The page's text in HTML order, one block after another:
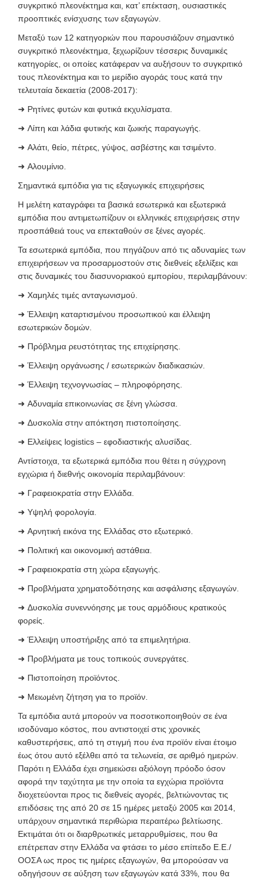
συγκριτικό πλεονέκτημα και, κατ’ επέκταση, ουσιαστικές
προοπτικές ενίσχυσης των εξαγωγών.
Μεταξύ των 12 κατηγοριών που παρουσιάζουν σημαντικό
συγκριτικό πλεονέκτημα, ξεχωρίζουν τέσσερις δυναμικές
κατηγορίες, οι οποίες κατάφεραν να αυξήσουν το συγκριτικό
τους πλεονέκτημα και το μερίδιο αγοράς τους κατά την
τελευταία δεκαετία (2008-2017):
➜ Ρητίνες φυτών και φυτικά εκχυλίσματα.
➜ Λίπη και λάδια φυτικής και ζωικής παραγωγής.
➜ Αλάτι, θείο, πέτρες, γύψος, ασβέστης και τσιμέντο.
➜ Αλουμίνιο.
Σημαντικά εμπόδια για τις εξαγωγικές επιχειρήσεις
Η μελέτη καταγράφει τα βασικά εσωτερικά και εξωτερικά
εμπόδια που αντιμετωπίζουν οι ελληνικές επιχειρήσεις στην
προσπάθειά τους να επεκταθούν σε ξένες αγορές.
Τα εσωτερικά εμπόδια, που πηγάζουν από τις αδυναμίες των
επιχειρήσεων να προσαρμοστούν στις διεθνείς εξελίξεις και
στις δυναμικές του διασυνοριακού εμπορίου, περιλαμβάνουν:
➜ Χαμηλές τιμές ανταγωνισμού.
➜ Έλλειψη καταρτισμένου προσωπικού και έλλειψη
εσωτερικών δομών.
➜ Πρόβλημα ρευστότητας της επιχείρησης.
➜ Έλλειψη οργάνωσης / εσωτερικών διαδικασιών.
➜ Έλλειψη τεχνογνωσίας – πληροφόρησης.
➜ Αδυναμία επικοινωνίας σε ξένη γλώσσα.
➜ Δυσκολία στην απόκτηση πιστοποίησης.
➜ Ελλείψεις logistics – εφοδιαστικής αλυσίδας
Αντίστοιχα, τα εξωτερικά εμπόδια που θέτει η σύγχρονη
εγχώρια ή διεθνής οικονομία περιλαμβάνουν:
➜ Γραφειοκρατία στην Ελλάδα.
➜ Υψηλή φορολογία.
➜ Αρνητική εικόνα της Ελλάδας στο εξωτερικό.
➜ Πολιτική και οικονομική αστάθεια.
➜ Γραφειοκρατία στη χώρα εξαγωγής.
➜ Προβλήματα χρηματοδότησης και ασφάλισης εξαγωγών.
➜ Δυσκολία συνεννόησης με τους αρμόδιους κρατικούς
φορείς.
➜ Έλλειψη υποστήριξης από τα επιμελητήρια.
➜ Προβλήματα με τους τοπικούς συνεργάτες
➜ Πιστοποίηση προϊόντος.
➜ Μειωμένη ζήτηση για το προϊόν.
Τα εμπόδια αυτά μπορούν να ποσοτικοποιηθούν σε ένα
ισοδύναμο κόστος, που αντιστοιχεί στις χρονικές
καθυστερήσεις, από τη στιγμή που ένα προϊόν είναι έτοιμο
έως ότου αυτό εξέλθει από τα τελωνεία, σε αριθμό ημερών.
Παρότι η Ελλάδα έχει σημειώσει αξιόλογη πρόοδο όσον
αφορά την ταχύτητα με την οποία τα εγχώρια προϊόντα
διοχετεύονται προς τις διεθνείς αγορές, βελτιώνοντας τις
επιδόσεις της από 20 σε 15 ημέρες μεταξύ 2005 και 2014,
υπάρχουν σημαντικά περιθώρια περαιτέρω βελτίωσης.
Εκτιμάται ότι οι διαρθρωτικές μεταρρυθμίσεις, που θα
επέτρεπαν στην Ελλάδα να φτάσει το μέσο επίπεδο Ε.Ε./
ΟΟΣΑ ως προς τις ημέρες εξαγωγών, θα μπορούσαν να
οδηγήσουν σε αύξηση των εξαγωγών κατά 33%, που θα